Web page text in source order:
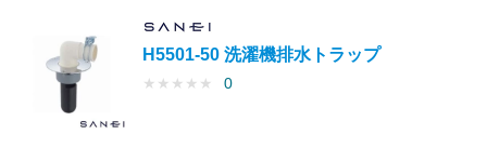
H5501-50 洗濯機排水トラップ
★ ★ ★ ★ ★ 0